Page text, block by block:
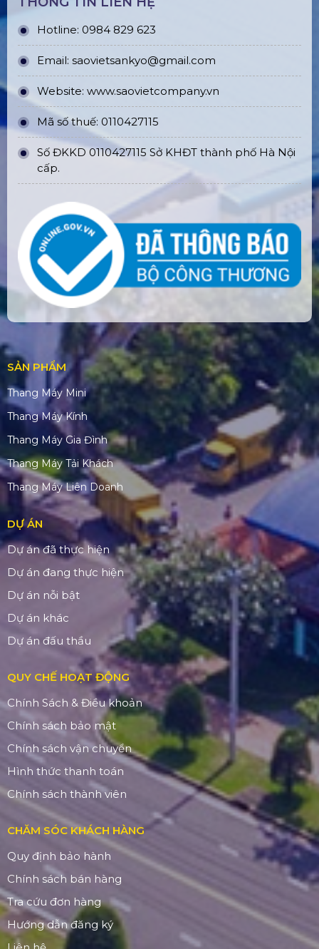
Hotline: 0984 829 623
Email: saovietsankyo@gmail.com
Website: www.saovietcompany.vn
Mã số thuế: 0110427115
Số ĐKKD 0110427115 Sở KHĐT thành phố Hà Nội
cấp.
SẢN PHẨM
Thang Máy Mini
Thang Máy Kính
Thang Máy Gia Đình
Thang Máy Tải Khách
Thang Máy Liên Doanh
DỰ ÁN
Dự án đã thực hiện
Dự án đang thực hiện
Dự án nỗi bật
Dự án khác
Dự án đấu thầu
QUY CHẾ HOẠT ĐỘNG
Chính Sách & Điều khoản
Chính sách bảo mật
Chính sách vận chuyển
Hình thức thanh toán
Chính sách thành viên
CHĂM SÓC KHÁCH HÀNG
Quy định bảo hành
Chính sách bán hàng
Tra cứu đơn hàng
Hướng dẫn đăng ký